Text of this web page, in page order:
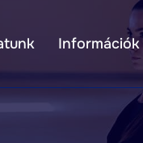
Információk